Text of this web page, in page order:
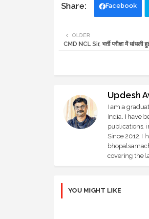
Facebook
OLDER
CMD NCL Sir, भर्ती परीक्षा में धांधली
Updesh
I am a
India. I have
publications,
Since 2012, I
covering the
YOU MIGHT LIKE